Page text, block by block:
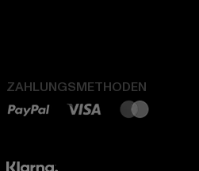
ZAHLUNGSMETHODEN